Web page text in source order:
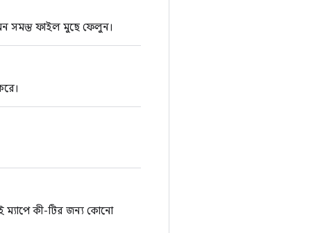
সমস্ত ফাইল মুছে ফেলুন।
ম্যাপে কী-টির জন্য কোনো